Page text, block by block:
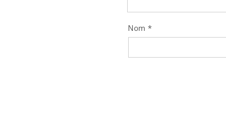
Nom *